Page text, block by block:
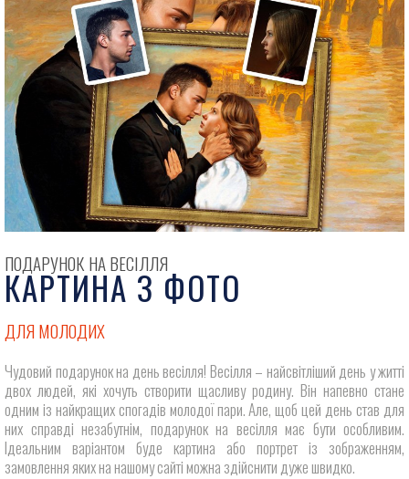
ПОДАРУНОК НА ВЕСІЛЛЯ
КАРТИНА З ФОТО
ДЛЯ МОЛОДИХ
Чудовий подарунок на день весілля! Весілля – найсвітліший день у житті
двох людей, які хочуть створити щасливу родину. Він напевно стане
одним із найкращих спогадів молодої пари. Але, щоб цей день став для
них справді незабутнім, подарунок на весілля має бути особливим.
Ідеальним варіантом буде картина або портрет із зображенням,
замовлення яких на нашому сайті можна здійснити дуже швидко.